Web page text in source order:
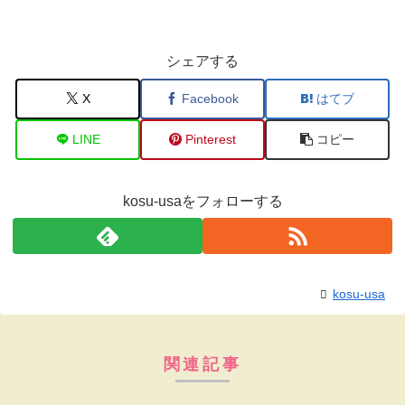
シェアする
X Facebook はてブ
LINE Pinterest コピー
kosu-usaをフォローする
kosu-usa
関連記事